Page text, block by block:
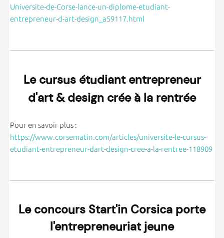
Universite-de-Corse-lance-un-diplome-etudiant-
entrepreneur-d-art-design_a59117.html
Le cursus étudiant entrepreneur
d'art & design crée à la rentrée
Pour en savoir plus :
https://www.corsematin.com/articles/universite-le-cursus-
etudiant-entrepreneur-dart-design-cree-a-la-rentree-118909
Le concours Start'in Corsica porte
l'entrepreneuriat jeune